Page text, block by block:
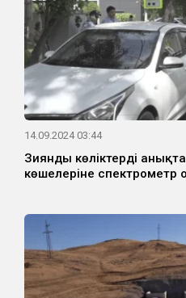
14.09.2024 03:44
Зиянды көліктерді
көшелеріне спектрометр